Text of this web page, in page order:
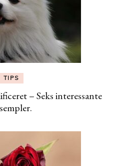
TIPS
– Seks interessante